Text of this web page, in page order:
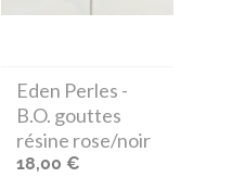
Eden Perles -
B.O. gouttes
résine rose/noir
18,00 €